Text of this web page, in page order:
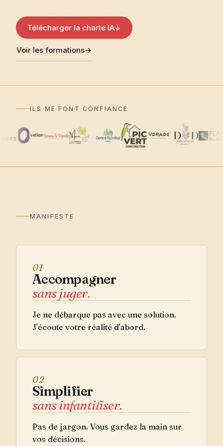
Télécharger la charte IA↓
Voir les formations→
ILS ME FONT CONFIANCE
MANIFESTE
01
Accompagner
sans juger.
Je ne débarque pas avec une solution.
J'écoute votre réalité d'abord.
02
Simplifier
sans infantiliser.
Pas de jargon. Vous gardez la main sur
vos décisions.